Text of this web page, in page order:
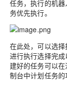
任务，执行的机
务优先执行。
在此处，可以选
进行执行选择完
建好的任务可以
制台中计划任务的